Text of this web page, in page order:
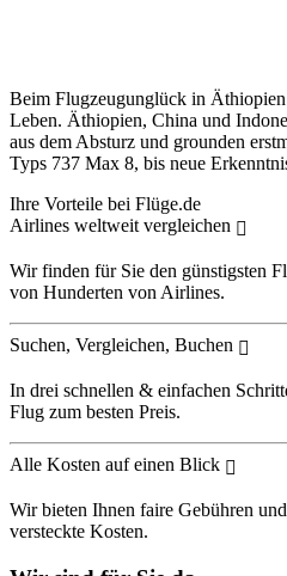
Beim Flugzeugunglück in
Leben. Äthiopien, China und
aus dem Absturz und grounden
Typs 737 Max 8, bis neue
Ihre Vorteile bei Flüge.de
Airlines weltweit vergleichen
Wir finden für Sie den günstigsten
von Hunderten von Airlines.
Suchen, Vergleichen, Buchen
In drei schnellen & einfachen
Flug zum besten Preis.
Alle Kosten auf einen Blick
Wir bieten Ihnen faire Gebühren
versteckte Kosten.